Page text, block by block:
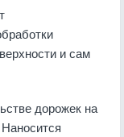
и сам
дорожек на